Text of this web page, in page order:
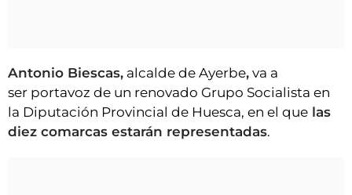
INICIAR SESIÓN
Antonio Biescas, alcalde de Ayerbe, va a
ser portavoz de un renovado Grupo Socialista en
la Diputación Provincial de Huesca, en el que las
diez comarcas estarán representadas.